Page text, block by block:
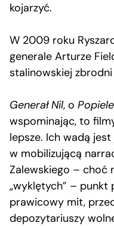
kojarzyć.
W 2009 roku
generale Arturze
stalinowskiej
Generał Nil, o
wspominając, to
lepsze. Ich wadą
w mobilizującą
Zalewskiego – choć
„wyklętych” – punkt
prawicowy mit,
depozytariuszy